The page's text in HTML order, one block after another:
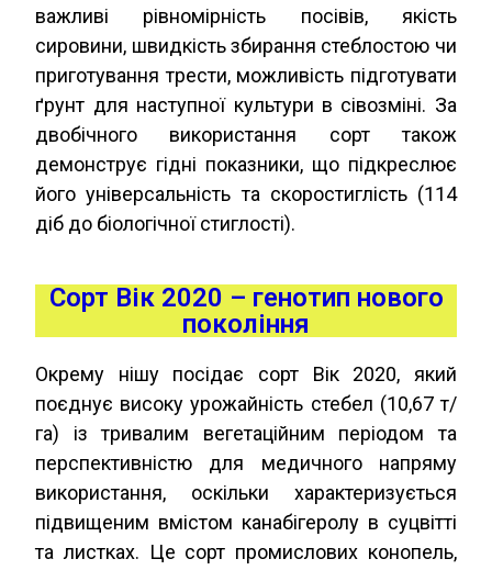
важливі рівномірність посівів, якість
сировини, швидкість збирання стеблостою чи
приготування трести, можливість підготувати
ґрунт для наступної культури в сівозміні. За
двобічного використання сорт також
демонструє гідні показники, що підкреслює
його універсальність та скоростиглість (114
діб до біологічної стиглості).
Сорт Вік 2020 – генотип нового
покоління
Окрему нішу посідає сорт Вік 2020, який
поєднує високу урожайність стебел (10,67 т/
га) із тривалим вегетаційним періодом та
перспективністю для медичного напряму
використання, оскільки характеризується
підвищеним вмістом канабігеролу в суцвітті
та листках. Це сорт промислових конопель,